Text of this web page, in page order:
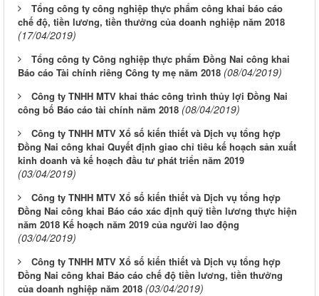
Tổng công ty công nghiệp thực phẩm công khai báo cáo
chế độ, tiền lương, tiền thưởng của doanh nghiệp năm 2018
(17/04/2019)
Tổng công ty Công nghiệp thực phẩm Đồng Nai công khai
Báo cáo Tài chính riêng Công ty mẹ năm 2018 (08/04/2019)
Công ty TNHH MTV khai thác công trình thủy lợi Đồng Nai
công bố Báo cáo tài chính năm 2018 (08/04/2019)
Công ty TNHH MTV Xổ số kiến thiết và Dịch vụ tổng hợp
Đồng Nai công khai Quyết định giao chỉ tiêu kế hoạch sản xuất
kinh doanh và kế hoạch đầu tư phát triển năm 2019
(03/04/2019)
Công ty TNHH MTV Xổ số kiến thiết và Dịch vụ tổng hợp
Đồng Nai công khai Báo cáo xác định quỹ tiền lương thực hiện
năm 2018 Kế hoạch năm 2019 của người lao động
(03/04/2019)
Công ty TNHH MTV Xổ số kiến thiết và Dịch vụ tổng hợp
Đồng Nai công khai Báo cáo chế độ tiền lương, tiền thưởng
của doanh nghiệp năm 2018 (03/04/2019)